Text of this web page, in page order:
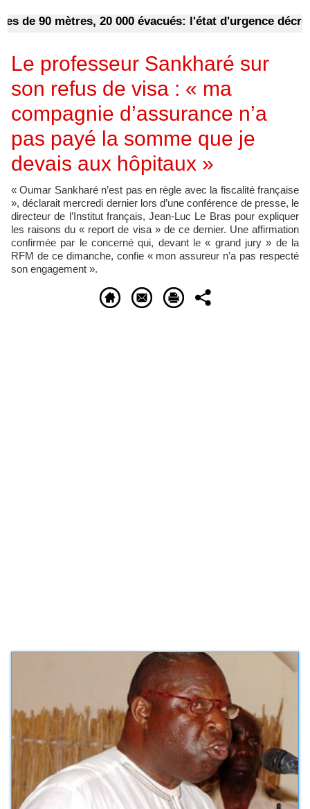
90 mètres, 20 000 évacués: l'état d'urgence décrété
Le professeur Sankharé sur
son refus de visa : « ma
compagnie d’assurance n’a
pas payé la somme que je
devais aux hôpitaux »
« Oumar Sankharé n’est pas en règle avec la fiscalité française
», déclarait mercredi dernier lors d’une conférence de presse, le
directeur de l’Institut français, Jean-Luc Le Bras pour expliquer
les raisons du « report de visa » de ce dernier. Une affirmation
confirmée par le concerné qui, devant le « grand jury » de la
RFM de ce dimanche, confie « mon assureur n’a pas respecté
son engagement ».